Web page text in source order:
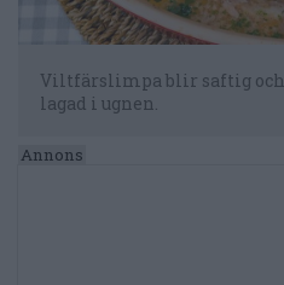
Viltfärslimpa blir saftig och
lagad i ugnen.